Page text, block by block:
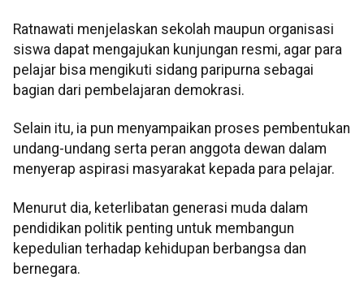
Ratnawati menjelaskan sekolah maupun organisasi
siswa dapat mengajukan kunjungan resmi, agar para
pelajar bisa mengikuti sidang paripurna sebagai
bagian dari pembelajaran demokrasi.
Selain itu, ia pun menyampaikan proses pembentukan
undang-undang serta peran anggota dewan dalam
menyerap aspirasi masyarakat kepada para pelajar.
Menurut dia, keterlibatan generasi muda dalam
pendidikan politik penting untuk membangun
kepedulian terhadap kehidupan berbangsa dan
bernegara.